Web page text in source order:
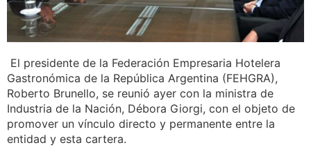
El presidente de la Federación Empresaria Hotelera
Gastronómica de la República Argentina (FEHGRA),
Roberto Brunello, se reunió ayer con la ministra de
Industria de la Nación, Débora Giorgi, con el objeto de
promover un vínculo directo y permanente entre la
entidad y esta cartera.